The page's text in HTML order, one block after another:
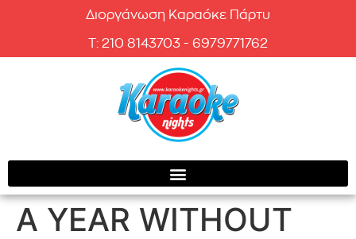
Διοργάνωση Καραόκε Πάρτυ
T: 210 8143703 - 6979771762
A YEAR WITHOUT